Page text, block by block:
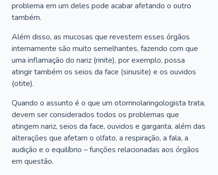
problema em um deles pode acabar afetando o outro
também.
Além disso, as mucosas que revestem esses órgãos
internamente são muito semelhantes, fazendo com que
uma inflamação do nariz (rinite), por exemplo, possa
atingir também os seios da face (sinusite) e os ouvidos
(otite).
Quando o assunto é o que um otorrinolaringologista trata,
devem ser considerados todos os problemas que
atingem nariz, seios da face, ouvidos e garganta, além das
alterações que afetam o olfato, a respiração, a fala, a
audição e o equilíbrio – funções relacionadas aos órgãos
em questão.